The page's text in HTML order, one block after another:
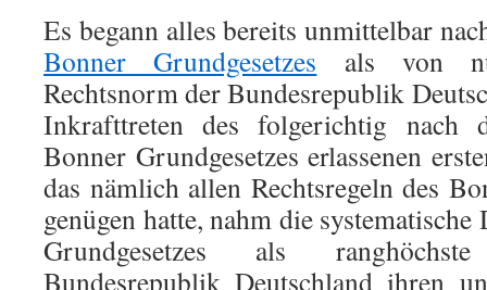
Es begann alles bereits unmittelbar
Bonner Grundgesetzes als von
Rechtsnorm der Bundesrepublik
Inkrafttreten des folgerichtig nach
Bonner Grundgesetzes erlassenen
das nämlich allen Rechtsregeln des
genügen hatte, nahm die
Grundgesetzes als
Bundesrepublik Deutschland ihren